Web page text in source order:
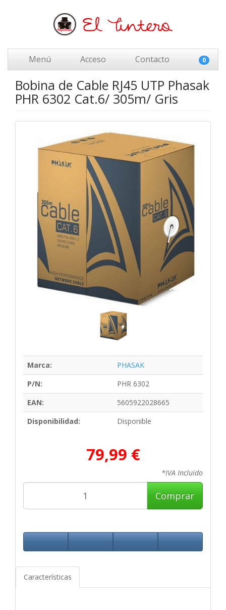
Menú Acceso Contacto 0
Bobina de Cable RJ45 UTP Phasak
PHR 6302 Cat.6/ 305m/ Gris
Marca:
PHASAK
P/N:
PHR 6302
EAN:
5605922028665
Disponibilidad:
Disponible
79,99 €
*IVA Incluido
Comprar
Características